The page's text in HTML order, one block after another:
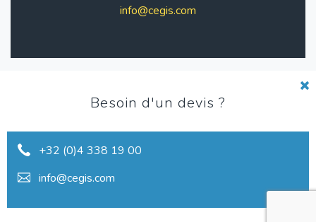
info@cegis.com
de
page
Charte de qualité
Vie privée
Réclamations
Conditions générales
Besoin d'un devis ?
+32 (0)4 338 19 00
info@cegis.com